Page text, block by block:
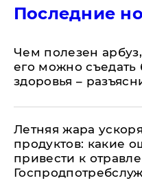
Последние
Чем полезен
его можно съедать
здоровья –
Летняя жара
продуктов: какие
привести к